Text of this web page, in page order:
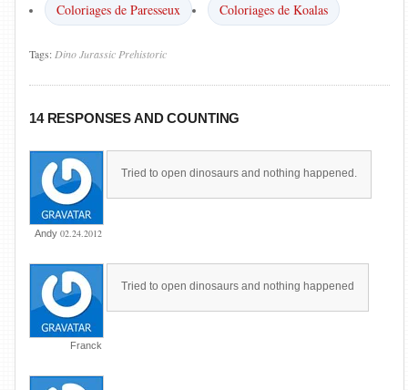
Coloriages de Paresseux
Coloriages de Koalas
Tags: DinoJurassic Prehistoric
14 RESPONSES AND COUNTING
Andy 02.24.2012
Tried to open dinosaurs and nothing happened.
Franck
Tried to open dinosaurs and nothing happened